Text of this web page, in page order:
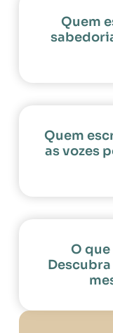
Quem
Quem
as vozes
O que